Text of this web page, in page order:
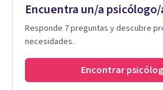
Encuentra un/a
Responde 7 preguntas y descubre
necesidades.
Encontrar